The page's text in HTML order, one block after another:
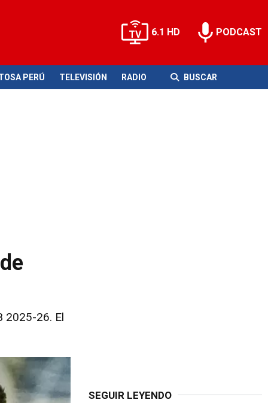
6.1 HD PODCAST
PERÚ TELEVISIÓN RADIO BUSCAR
2025-26. El
SEGUIR LEYENDO